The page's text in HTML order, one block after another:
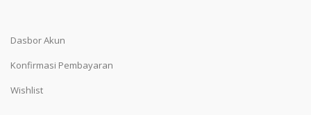
Dasbor Akun
Konfirmasi Pembayaran
Wishlist